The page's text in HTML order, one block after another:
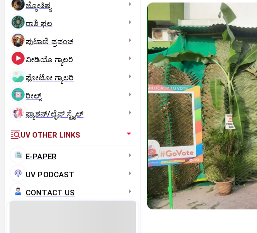
ಜ್ಯೋತಿಷ್ಯ
ರಾಶಿ ಫಲ
ಪುಟಾಣಿ ಪ್ರಪಂಚ
ವೀಡಿಯೊ ಗ್ಯಾಲರಿ
ಫೋಟೋ ಗ್ಯಾಲರಿ
ರೀಲ್ಸ್
ಫ್ಯಾಶನ್/ಲೈಫ್‌ ಸ್ಟೈಲ್
UV OTHER LINKS
E-PAPER
UV PODCAST
CONTACT US